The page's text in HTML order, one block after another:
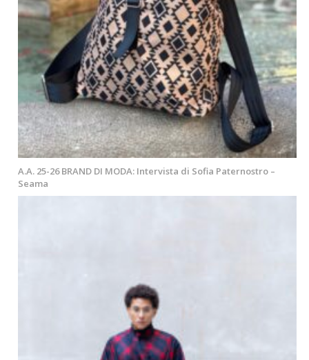
A.A. 25-26 BRAND DI MODA: Intervista di Sofia Paternostro –
Seama